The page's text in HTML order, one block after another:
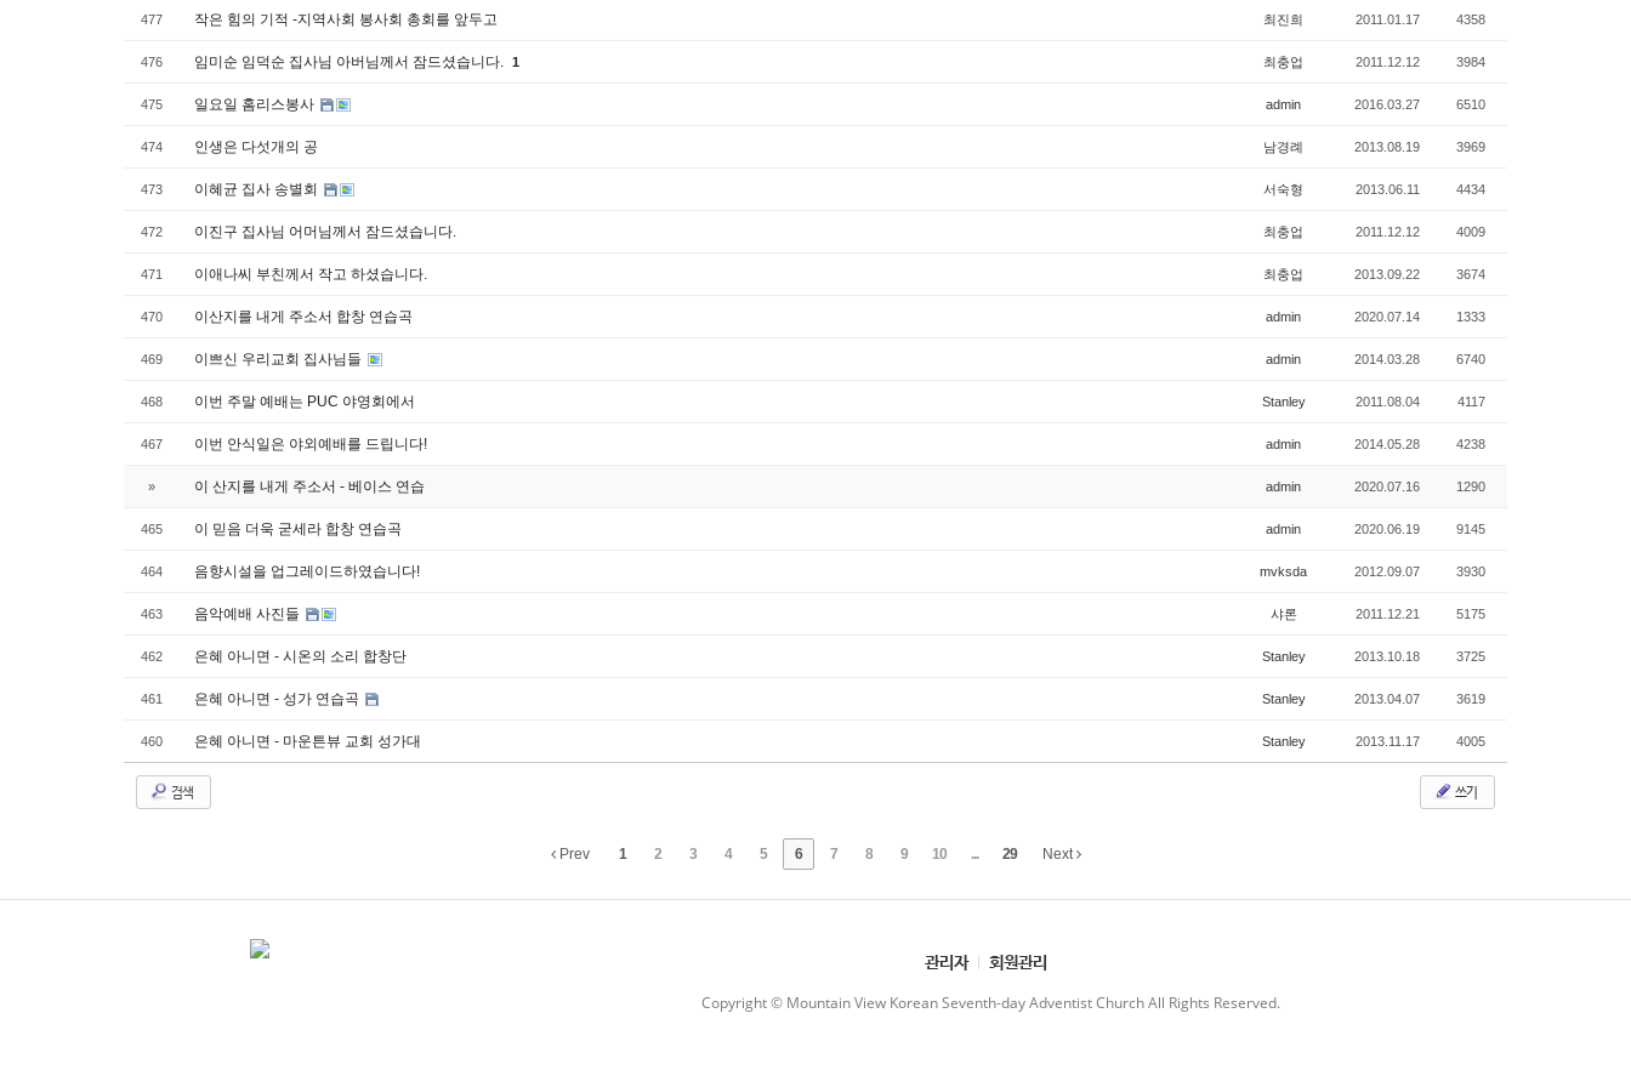
477 작은 힘의 기적 -지역사회 봉사회 총회를 앞두고 최진희 2011.01.17 4358
476 임미순 임덕순 집사님 아버님께서 잠드셨습니다. 1 최충업 2011.12.12 3984
475 일요일 홈리스봉사 admin 2016.03.27 6510
474 인생은 다섯개의 공 남경례 2013.08.19 3969
473 이혜균 집사 송별회 서숙형 2013.06.11 4434
472 이진구 집사님 어머님께서 잠드셨습니다. 최충업 2011.12.12 4009
471 이애나씨 부친께서 작고 하셨습니다. 최충업 2013.09.22 3674
470 이산지를 내게 주소서 합창 연습곡 admin 2020.07.14 1333
469 이쁘신 우리교회 집사님들 admin 2014.03.28 6740
468 이번 주말 예배는 PUC 야영회에서 Stanley 2011.08.04 4117
467 이번 안식일은 야외예배를 드립니다! admin 2014.05.28 4238
» 이 산지를 내게 주소서 - 베이스 연습 admin 2020.07.16 1290
465 이 믿음 더욱 굳세라 합창 연습곡 admin 2020.06.19 9145
464 음향시설을 업그레이드하였습니다! mvksda 2012.09.07 3930
463 음악예배 사진들 샤론 2011.12.21 5175
462 은혜 아니면 - 시온의 소리 합창단 Stanley 2013.10.18 3725
461 은혜 아니면 - 성가 연습곡 Stanley 2013.04.07 3619
460 은혜 아니면 - 마운튼뷰 교회 성가대 Stanley 2013.11.17 4005
검색 쓰기
Prev 1 2 3 4 5 6 7 8 9 10 ... 29 Next
관리자 회원관리
Copyright © Mountain View Korean Seventh-day Adventist Church All Rights Reserved.